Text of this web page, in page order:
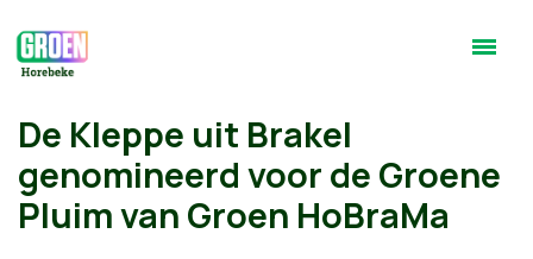
De Kleppe uit Brakel
genomineerd voor de Groene
Pluim van Groen HoBraMa